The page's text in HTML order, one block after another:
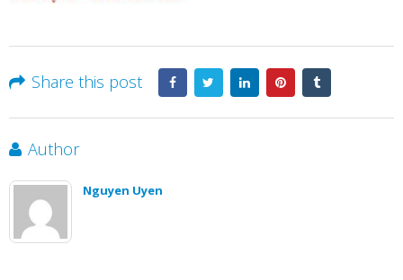
Share this post
Author
Nguyen Uyen